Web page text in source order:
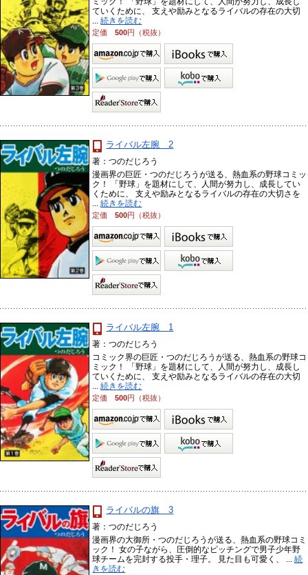
ていくために、 支えや励みとなるライバルの存在の大切
...続きを読む
定価500円（税抜）
ライバル左腕 2
著：つのだじろう
漫画界の巨匠・つのだじろうが送る、熱血系の野球コミッ
ク！ 「野球」を題材にして、人間が努力し、成長してい
くために、 支えや励みとなるライバルの存在の大切さを
...続きを読む
定価500円（税抜）
ライバル左腕 1
著：つのだじろう
コミック界の巨匠・つのだじろうが送る、熱血系の野球コ
ミック！ 「野球」を題材にして、人間が努力し、成長し
ていくために、 支えや励みとなるライバルの存在の大切
...続きを読む
定価500円（税抜）
ライバルの旗 3
著：つのだじろう
漫画界の大御所・つのだじろうが送る、熱血系の野球コミ
ック！ 女の子ながら、圧倒的なピッチングで男子少年野
球チームを完封する投手・理子。 見た目も可愛く、 ...続
きを読む